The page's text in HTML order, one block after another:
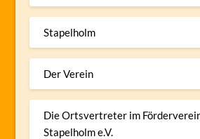
Stapelholm
Der Verein
Die Ortsvertreter im
Stapelholm e.V.